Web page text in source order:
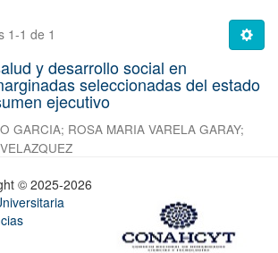
1-1 de 1
y desarrollo social en
seleccionadas del estado
ejecutivo
GARCIA; ROSA MARIA VARELA GARAY;
© 2025-2026